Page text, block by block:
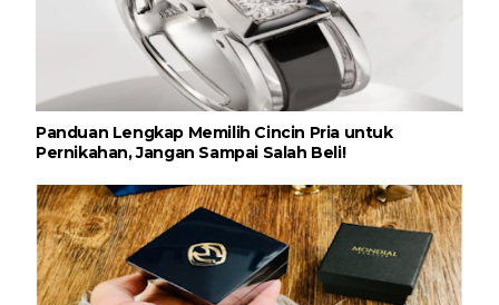
Panduan Lengkap Memilih Cincin Pria untuk
Pernikahan, Jangan Sampai Salah Beli!